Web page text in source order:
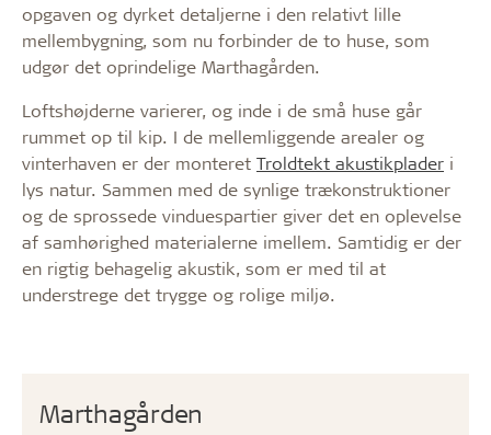
Marthagården
opgaven og dyrket detaljerne i den relativt lille
mellembygning, som nu forbinder de to huse, som
udgør det oprindelige Marthagården.
Loftshøjderne varierer, og inde i de små huse går
rummet op til kip. I de mellemliggende arealer og
vinterhaven er der monteret Troldtekt akustikplader i
lys natur. Sammen med de synlige trækonstruktioner
og de sprossede vinduespartier giver det en oplevelse
af samhørighed materialerne imellem. Samtidig er der
en rigtig behagelig akustik, som er med til at
understrege det trygge og rolige miljø.